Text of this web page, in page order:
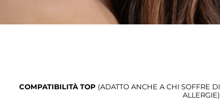
COMPATIBILITÀ TOP (ADATTO ANCHE A CHI SOFFRE DI
ALLERGIE)